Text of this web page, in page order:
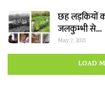
छह लड़कियों
जलकुम्भी से…
May 7, 2021
LOAD